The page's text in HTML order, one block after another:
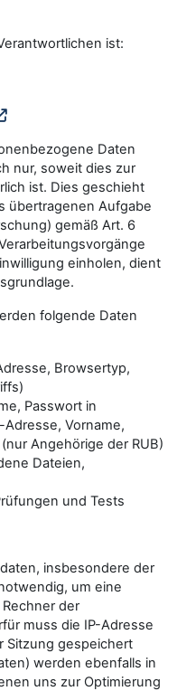
ist:
Daten
nur, soweit dies zur
ist. Dies geschieht
übertragenen Aufgabe
gemäß Art. 6
einholen, dient
folgende Daten
Browsertyp,
Passwort in
Vorname,
Angehörige der RUB)
Dateien,
und Tests
insbesondere der
um eine
der
muss die IP-Adresse
Sitzung gespeichert
werden ebenfalls in
uns zur Optimierung